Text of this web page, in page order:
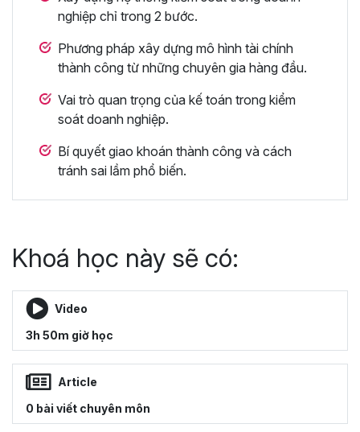
nghiệp chỉ trong 2 bước.
Phương pháp xây dựng mô hình tài chính
thành công từ những chuyên gia hàng đầu.
Vai trò quan trọng của kế toán trong kiểm
soát doanh nghiệp.
Bí quyết giao khoán thành công và cách
tránh sai lầm phổ biến.
Khoá học này sẽ có:
Video
3h 50m giờ học
Article
0 bài viết chuyên môn